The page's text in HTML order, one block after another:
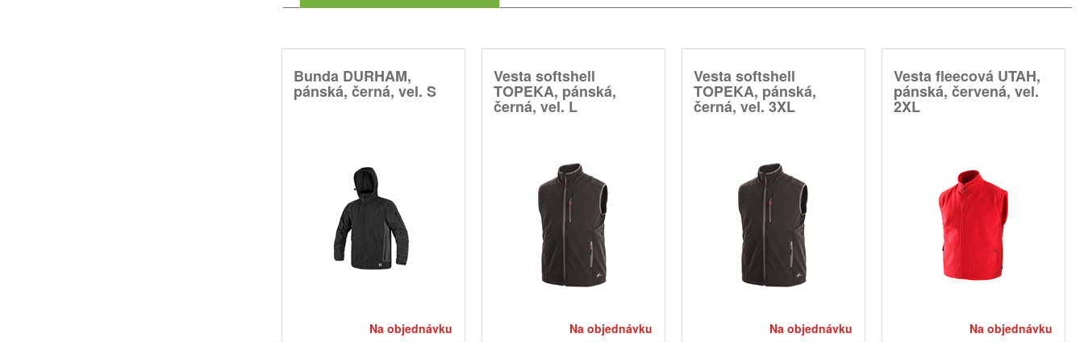
Bunda DURHAM,
pánská, černá, vel. S
Na objednávku
Vesta softshell
TOPEKA, pánská,
černá, vel. L
Na objednávku
Vesta softshell
TOPEKA, pánská,
černá, vel. 3XL
Na objednávku
Vesta fleecová UTAH,
pánská, červená, vel.
2XL
Na objednávku